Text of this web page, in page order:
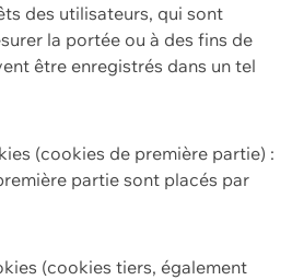
des utilisateurs, qui sont
la portée ou à des fins de
être enregistrés dans un tel
(cookies de première partie) :
partie sont placés par
(cookies tiers, également